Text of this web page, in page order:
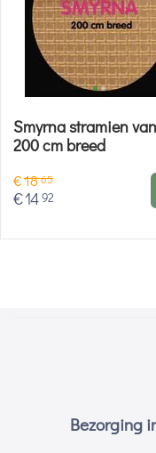
Smyrna stramien van
200 cm breed
€1865
€1492
Bezorging